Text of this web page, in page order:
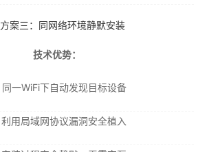
方案三：同网络环境静默安装
技术优势：
同一WiFi下自动发现目标设备
利用局域网协议漏洞安全植入